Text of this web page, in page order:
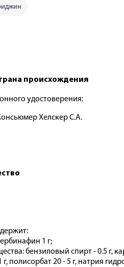
происхождения
удостоверения:
Хелскер С.А.
1 г;
бензиловый спирт - 0.5 г,
г, полисорбат 20 - 5 г, натрия